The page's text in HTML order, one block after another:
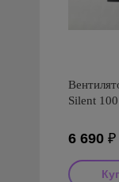
Silent
6 690 ₽